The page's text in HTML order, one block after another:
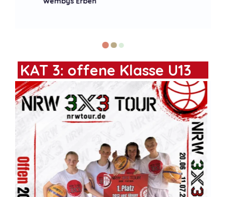
KAT 3: offene Klasse U13